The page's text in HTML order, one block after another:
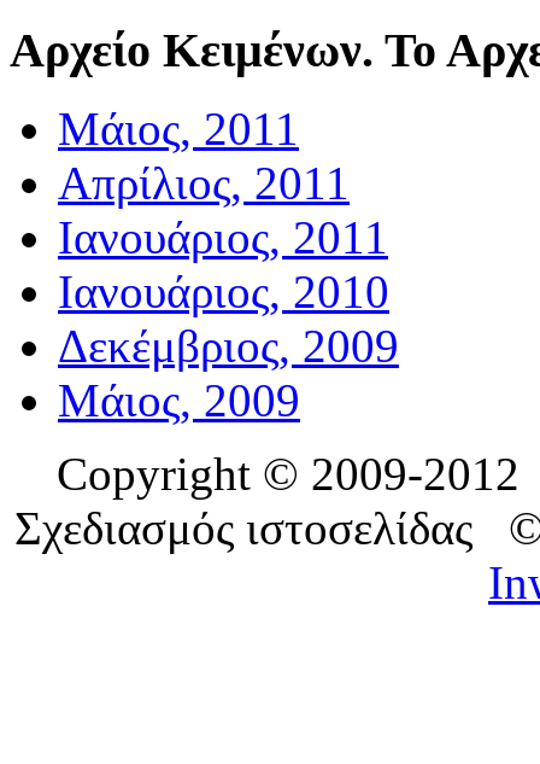
Αρχείο Κειμένων. Το
Μάιος, 2011
Απρίλιος, 2011
Ιανουάριος, 2011
Ιανουάριος, 2010
Δεκέμβριος, 2009
Μάιος, 2009
Copyright © 2009-
Σχεδιασμός